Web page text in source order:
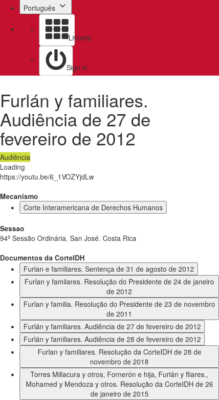
Português
Livraria
Sign in
Furlán y familiares.
Audiência de 27 de
fevereiro de 2012
Audiência
Loading
https://youtu.be/6_1VOZYjdLw
Mecanismo
Corte Interamericana de Derechos Humanos
Sessao
94º Sessão Ordinária. San José. Costa Rica
Documentos da CorteIDH
Furlan e familiares. Sentença de 31 de agosto de 2012
Furlan y familares. Resolução do Presidente de 24 de janeiro
de 2012
Furlan y familia. Resolução do Presidente de 23 de novembro
de 2011
Furlán y familiares. Audiência de 27 de fevereiro de 2012
Furlán y familiares. Audiência de 28 de fevereiro de 2012
Furlan y familiares. Resolução da CorteIDH de 28 de
novembro de 2018
Torres Millacura y otros, Fornerón e hija, Furlán y fliares.,
Mohamed y Mendoza y otros. Resolução da CorteIDH de 26
de janeiro de 2015